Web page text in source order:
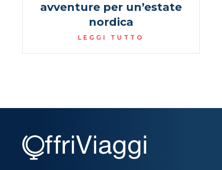
avventure per un’estate
nordica
LEGGI TUTTO